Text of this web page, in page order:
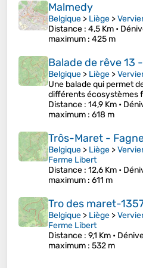
Malmedy
Belgique > Liège >
Distance : 4,5 Km •
maximum : 425 m
Balade de rêve 13
Belgique > Liège >
Une balade qui permet
différents écosystèmes
Distance : 14,9 Km •
maximum : 618 m
Trôs-Maret -
Belgique > Liège >
Ferme Libert
Distance : 12,6 Km •
maximum : 611 m
Tro des maret-
Belgique > Liège >
Ferme Libert
Distance : 9,1 Km •
maximum : 532 m